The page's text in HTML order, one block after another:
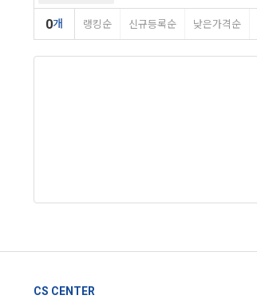
0개 랭킹순 신규등록순 낮은가격순
CS CENTER